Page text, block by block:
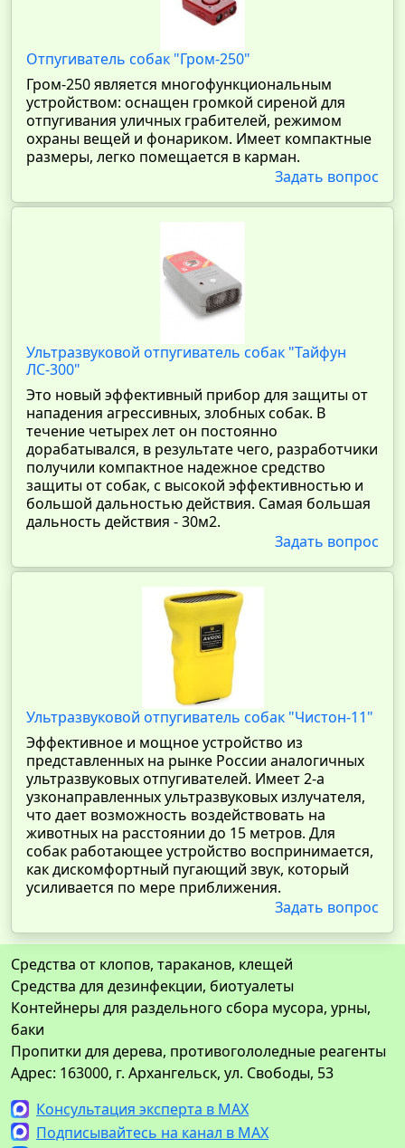
Отпугиватель собак "Гром-250"
Гром-250 является многофункциональным
устройством: оснащен громкой сиреной для
отпугивания уличных грабителей, режимом
охраны вещей и фонариком. Имеет компактные
размеры, легко помещается в карман.
Задать вопрос
Ультразвуковой отпугиватель собак "Тайфун
ЛС-300"
Это новый эффективный прибор для защиты от
нападения агрессивных, злобных собак. В
течение четырех лет он постоянно
дорабатывался, в результате чего, разработчики
получили компактное надежное средство
защиты от собак, с высокой эффективностью и
большой дальностью действия. Самая большая
дальность действия - 30м2.
Задать вопрос
Ультразвуковой отпугиватель собак "Чистон-11"
Эффективное и мощное устройство из
представленных на рынке России аналогичных
ультразвуковых отпугивателей. Имеет 2-а
узконаправленных ультразвуковых излучателя,
что дает возможность воздействовать на
животных на расстоянии до 15 метров. Для
собак работающее устройство воспринимается,
как дискомфортный пугающий звук, который
усиливается по мере приближения.
Задать вопрос
Средства от клопов, тараканов, клещей
Средства для дезинфекции, биотуалеты
Контейнеры для раздельного сбора мусора, урны,
баки
Пропитки для дерева, противогололедные реагенты
Адрес: 163000, г. Архангельск, ул. Свободы, 53
Консультация эксперта в MAX
Подписывайтесь на канал в MAX